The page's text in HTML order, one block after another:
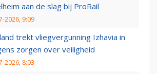
aan de slag bij ProRail
2026, 9:09
trekt vliegvergunning Izhavia in
zorgen over veiligheid
2026, 8:03